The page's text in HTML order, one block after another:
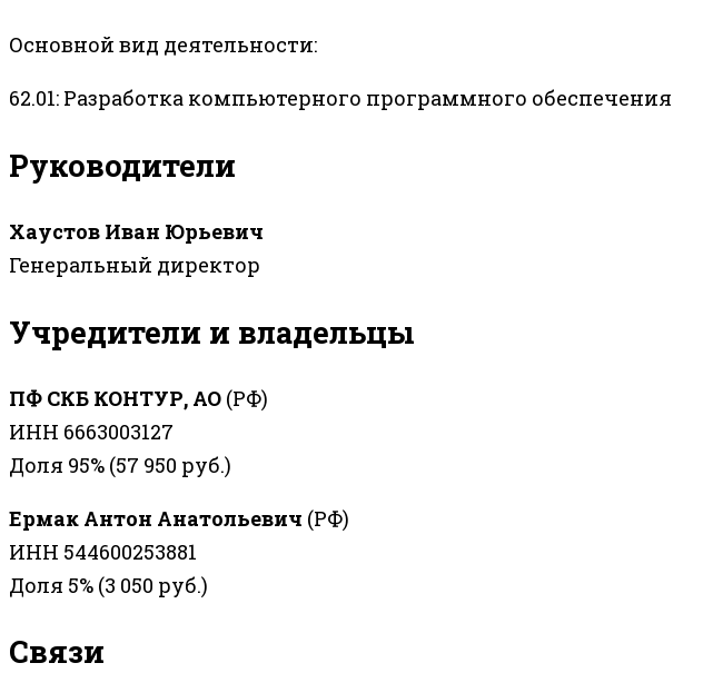
Основной вид деятельности:
62.01: Разработка компьютерного программного обеспечения
Руководители
Хаустов Иван Юрьевич
Генеральный директор
Учредители и владельцы
ПФ СКБ КОНТУР, АО (РФ)
ИНН 6663003127
Доля 95% (57 950 руб.)
Ермак Антон Анатольевич (РФ)
ИНН 544600253881
Доля 5% (3 050 руб.)
Связи